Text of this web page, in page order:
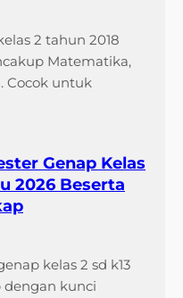
2 tahun 2018
Matematika,
Cocok untuk
Genap Kelas
2026 Beserta
kelas 2 sd k13
dengan kunci